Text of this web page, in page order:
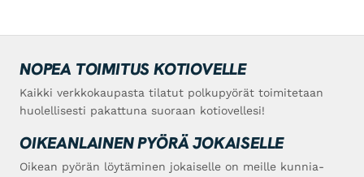
NOPEA TOIMITUS KOTIOVELLE
Kaikki verkkokaupasta tilatut polkupyörät toimitetaan
huolellisesti pakattuna suoraan kotiovellesi!
OIKEANLAINEN PYÖRÄ JOKAISELLE
Oikean pyörän löytäminen jokaiselle on meille kunnia-